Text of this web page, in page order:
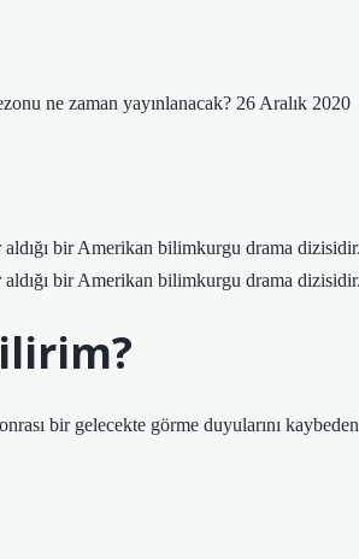
ne zaman yayınlanacak? 26 Aralık 2020
bir Amerikan bilimkurgu drama
bir Amerikan bilimkurgu drama
bir gelecekte görme duyularını kaybeden